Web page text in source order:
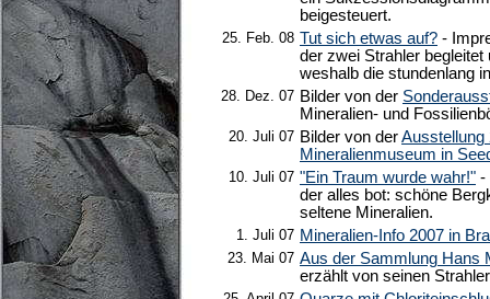
beigesteuert.
25. Feb. 08 Tut sich etwas auf? -
der zwei Strahler
weshalb die stundenlang
28. Dez. 07 Bilder von der
Mineralien- und
20. Juli 07 Bilder von derAusstellung
Mineralienmuseum in
10. Juli 07 "Ein Traum wurde wahr!" -
der alles bot: schöne
seltene Mineralien.
1. Juli 07 Mineralien-Info 2007 in
23. Mai 07 Aus der Sammlung Hans
erzählt von seinen